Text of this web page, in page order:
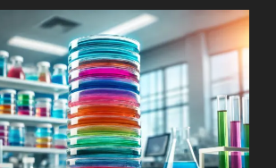
:
pertinent
en
myciculture
? »